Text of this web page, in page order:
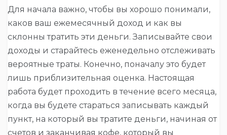
Для начала важно, чтобы вы хорошо понимали,
каков ваш ежемесячный доход и как вы
склонны тратить эти деньги. Записывайте свои
доходы и старайтесь еженедельно отслеживать
вероятные траты. Конечно, поначалу это будет
лишь приблизительная оценка. Настоящая
работа будет проходить в течение всего месяца,
когда вы будете стараться записывать каждый
пункт, на который вы тратите деньги, начиная от
счетов и заканчивая кофе, который вы